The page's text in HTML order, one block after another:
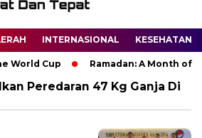
INTERNASIONAL KESEHATAN
Cup Ramadan: A Month of
Peredaran 47 Kg Ganja Di